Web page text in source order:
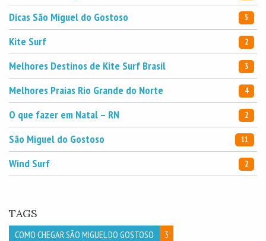
Dicas São Miguel do Gostoso 5
Kite Surf 2
Melhores Destinos de Kite Surf Brasil 3
Melhores Praias Rio Grande do Norte 4
O que fazer em Natal – RN 2
São Miguel do Gostoso 11
Wind Surf 2
TAGS
COMO CHEGAR SÃO MIGUEL DO GOSTOSO
3